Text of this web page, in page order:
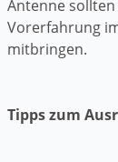
Antenne sollten
Vorerfahrung
mitbringen.
Tipps zum